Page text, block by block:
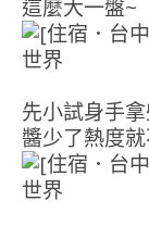
這麼大一盤~
先小試身手
醬少了熱度